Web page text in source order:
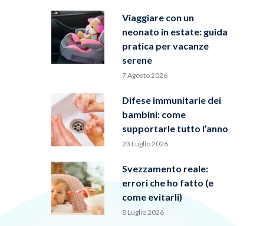
Viaggiare con un
neonato in estate: guida
pratica per vacanze
serene
7 Agosto 2026
Difese immunitarie dei
bambini: come
supportarle tutto l’anno
23 Luglio 2026
Svezzamento reale:
errori che ho fatto (e
come evitarli)
8 Luglio 2026